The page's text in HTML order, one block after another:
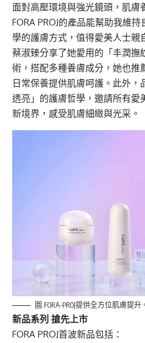
面對高壓環境與強光鏡頭，肌膚
FORA PROJ的產品能幫助我維
學的護膚方式，值得愛美人士親
蔡淑臻分享了她愛用的「丰潤撫
術，搭配多種養膚成分，她也推
日常保養提供肌膚呵護。此外
透亮」的護膚哲學，邀請所有愛
新境界，感受肌膚細緻與光采。
圖:FORA-PROJ提供全方位肌膚提升
新品系列 搶先上市
FORA PROJ首波新品包括：